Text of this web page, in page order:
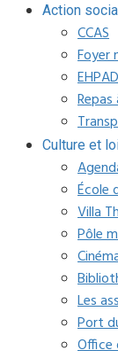
Action
CCAS
Foyer
EHPAD
Culture et
École
Villa
Pôle
Les
Port
Office